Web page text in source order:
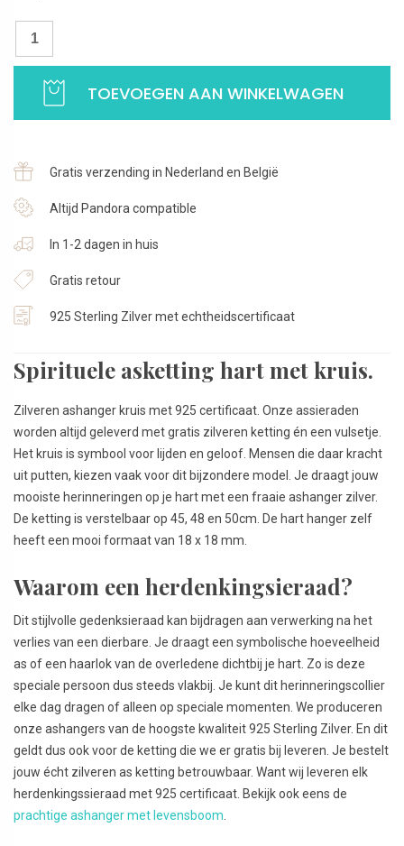
Ashanger
met
Zilveren
verstelbaar
45-
48-
cm
925
Sterling
TOEVOEGEN AAN WINKELWAGEN
Gratis verzending in Nederland en België
Altijd Pandora compatible
In 1-2 dagen in huis
Gratis retour
925 Sterling Zilver met echtheidscertificaat
Spirituele asketting hart met kruis.
Zilveren ashanger kruis met 925 certificaat. Onze assieraden
worden altijd geleverd met gratis zilveren ketting én een vulsetje.
Het kruis is symbool voor lijden en geloof. Mensen die daar kracht
uit putten, kiezen vaak voor dit bijzondere model. Je draagt jouw
mooiste herinneringen op je hart met een fraaie ashanger zilver.
De ketting is verstelbaar op 45, 48 en 50cm. De hart hanger zelf
heeft een mooi formaat van 18 x 18 mm.
Waarom een herdenkingsieraad?
Dit stijlvolle gedenksieraad kan bijdragen aan verwerking na het
verlies van een dierbare. Je draagt een symbolische hoeveelheid
as of een haarlok van de overledene dichtbij je hart. Zo is deze
speciale persoon dus steeds vlakbij. Je kunt dit herinneringscollier
elke dag dragen of alleen op speciale momenten. We produceren
onze ashangers van de hoogste kwaliteit 925 Sterling Zilver. En dit
geldt dus ook voor de ketting die we er gratis bij leveren. Je bestelt
jouw écht zilveren as ketting betrouwbaar. Want wij leveren elk
herdenkingssieraad met 925 certificaat. Bekijk ook eens de
prachtige ashanger met levensboom.